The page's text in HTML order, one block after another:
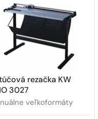
rezačka KW
3027
veľkoformáty